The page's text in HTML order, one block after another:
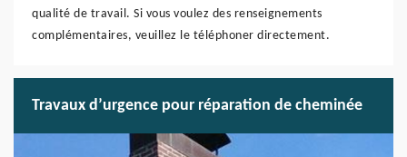
qualité de travail. Si vous voulez des renseignements
complémentaires, veuillez le téléphoner directement.
Travaux d’urgence pour réparation de cheminée